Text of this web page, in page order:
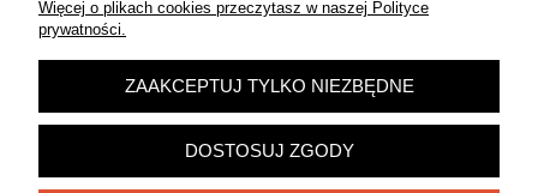
POKAŻ PEŁNĄ WERSJĘ STRONY
Sklep internetowy Shoper.pl
Więcej o plikach cookies przeczytasz w naszej Polityce
prywatności.
ZAAKCEPTUJ TYLKO NIEZBĘDNE
DOSTOSUJ ZGODY